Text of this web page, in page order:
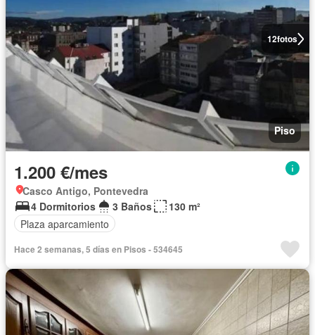
12fotos
Piso
1.200 €/mes
Casco Antigo, Pontevedra
4 Dormitorios
3 Baños
130 m²
Plaza aparcamiento
Hace 2 semanas, 5 días en Pisos - 534645